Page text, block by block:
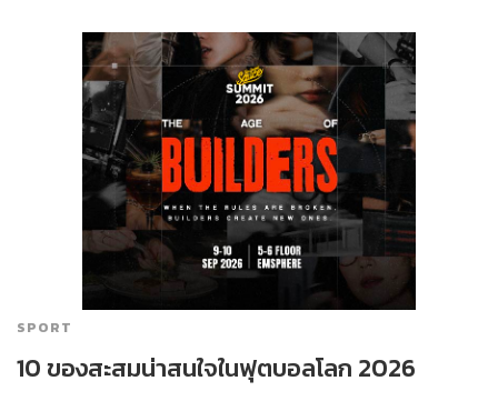
SPORT
10 ของสะสมน่าสนใจในฟุตบอลโลก 2026